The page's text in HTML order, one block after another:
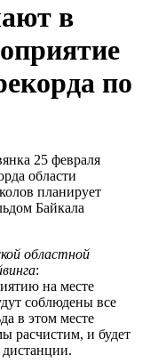
в
по
25 февраля
области
планирует
Байкала
областной
:
на месте
соблюдены все
в этом месте
расчистим, и будет